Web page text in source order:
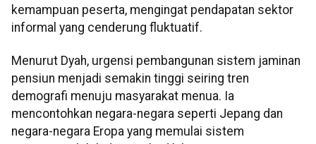
kemampuan peserta, mengingat pendapatan sektor
informal yang cenderung fluktuatif.
Menurut Dyah, urgensi pembangunan sistem jaminan
pensiun menjadi semakin tinggi seiring tren
demografi menuju masyarakat menua. Ia
mencontohkan negara-negara seperti Jepang dan
negara-negara Eropa yang memulai sistem